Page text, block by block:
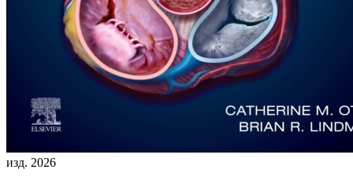
изд. 2026